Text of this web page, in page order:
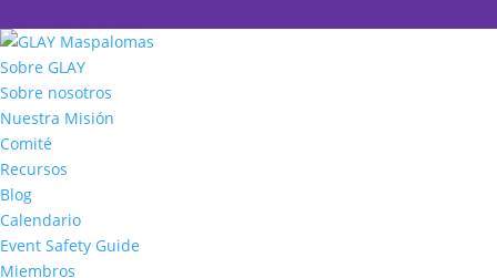
Sobre GLAY
Sobre nosotros
Nuestra Misión
Comité
Recursos
Blog
Calendario
Event Safety Guide
Miembros